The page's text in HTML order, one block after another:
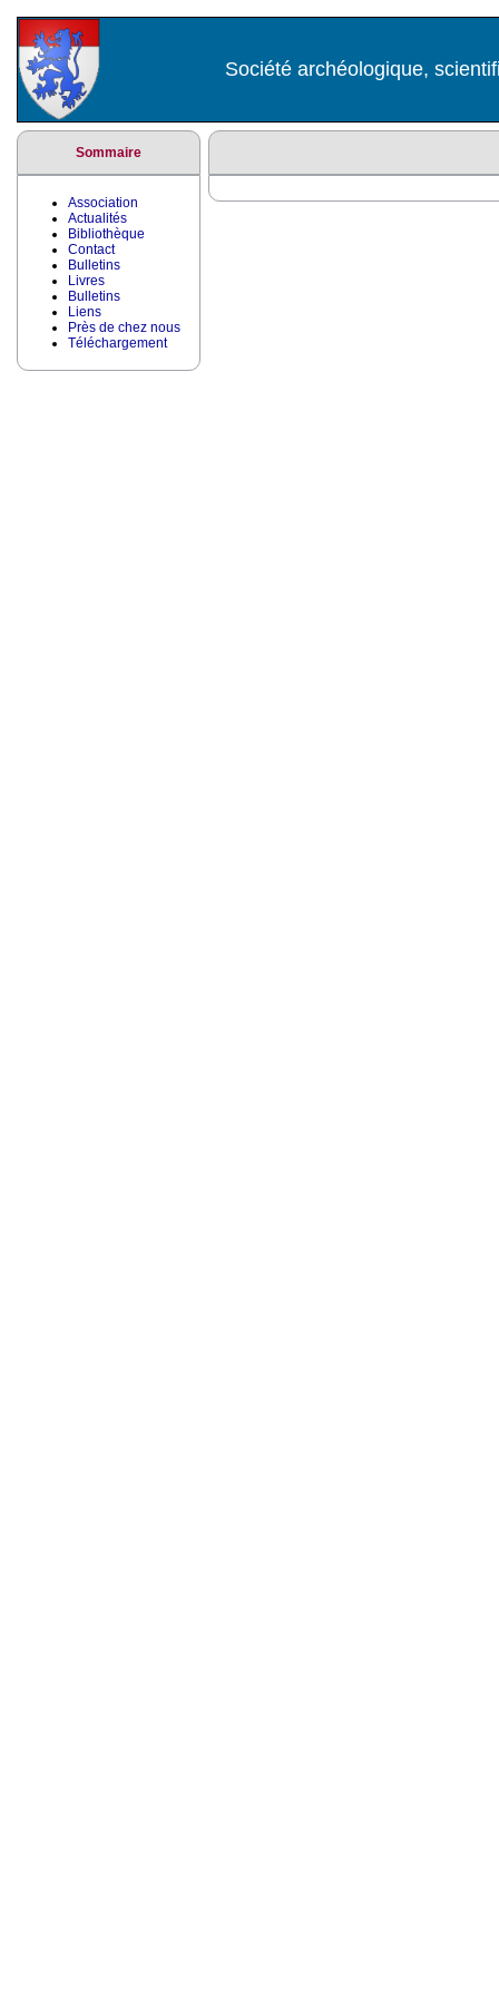
Société archéologique,
Sommaire
Association
Actualités
Bibliothèque
Contact
Bulletins
Livres
Bulletins
Liens
Près de chez nous
Téléchargement